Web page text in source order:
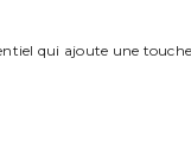
qui ajoute une